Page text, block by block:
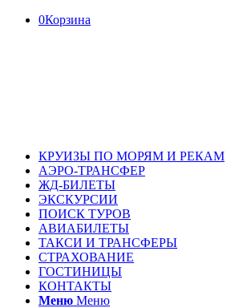
0Корзина
КРУИЗЫ ПО МОРЯМ И РЕКАМ
АЭРО-ТРАНСФЕР
ЖД-БИЛЕТЫ
ЭКСКУРСИИ
ПОИСК ТУРОВ
АВИАБИЛЕТЫ
ТАКСИ И ТРАНСФЕРЫ
СТРАХОВАНИЕ
ГОСТИНИЦЫ
КОНТАКТЫ
Меню Меню